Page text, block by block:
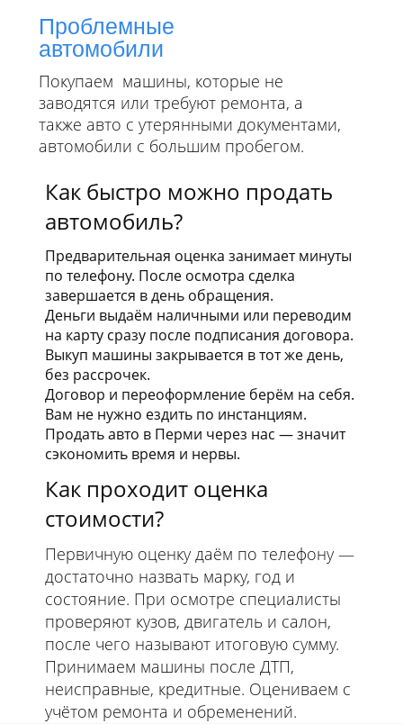
Проблемные
автомобили
Покупаем машины, которые не
заводятся или требуют ремонта, а
также авто с утерянными документами,
автомобили с большим пробегом.
Как быстро можно продать
автомобиль?
Предварительная оценка занимает минуты
по телефону. После осмотра сделка
завершается в день обращения.
Деньги выдаём наличными или переводим
на карту сразу после подписания договора.
Выкуп машины закрывается в тот же день,
без рассрочек.
Договор и переоформление берём на себя.
Вам не нужно ездить по инстанциям.
Продать авто в Перми через нас — значит
сэкономить время и нервы.
Как проходит оценка
стоимости?
Первичную оценку даём по телефону —
достаточно назвать марку, год и
состояние. При осмотре специалисты
проверяют кузов, двигатель и салон,
после чего называют итоговую сумму.
Принимаем машины после ДТП,
неисправные, кредитные. Оцениваем с
учётом ремонта и обременений.